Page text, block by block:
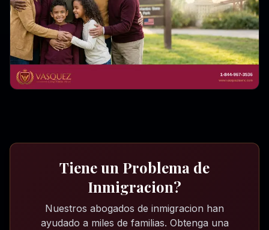
Tiene un Problema de
Inmigracion?
Nuestros abogados de inmigracion han
ayudado a miles de familias. Obtenga una